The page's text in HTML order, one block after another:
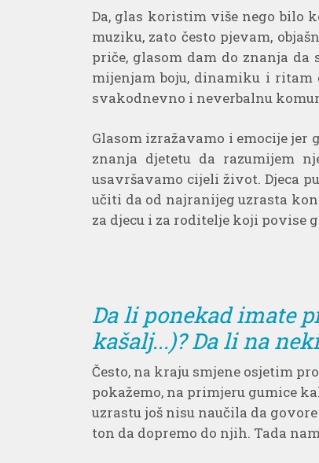
Da, glas koristim više nego bilo
muziku, zato često pjevam,
priče, glasom dam do znanja
mijenjam boju, dinamiku i
svakodnevno i neverbalnu
Glasom izražavamo i emocije jer
znanja djetetu da razumijem
usavršavamo cijeli život. Djeca
učiti da od najranijeg uzrasta
za djecu i za roditelje koji povise
Da li ponekad imate
kašalj...)? Da li na
Često, na kraju smjene osjetim
pokažemo, na primjeru gumice
uzrastu još nisu naučila da
ton da dopremo do njih. Tada